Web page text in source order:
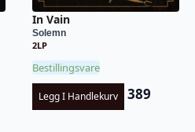
In Vain
Solemn
2LP
Bestillingsvare
Legg I Handlekurv 389